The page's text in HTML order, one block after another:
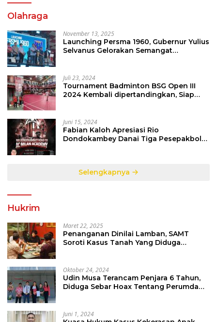
Olahraga
November 13, 2025
Launching Persma 1960, Gubernur Yulius
Selvanus Gelorakan Semangat
Juli 23, 2024
Tournament Badminton BSG Open III
2024 Kembali dipertandingkan, Siap
Juni 15, 2024
Fabian Kaloh Apresiasi Rio
Dondokambey Danai Tiga Pesepakbola
Selengkapnya
Hukrim
Maret 22, 2025
Penanganan Dinilai Lamban, SAMT
Soroti Kasus Tanah Yang Diduga
Oktober 24, 2024
Udin Musa Terancam Penjara 6 Tahun,
Diduga Sebar Hoax Tentang Perumda
Juni 1, 2024